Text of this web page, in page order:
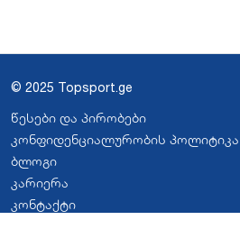
© 2025 Topsport.ge
წესები და პირობები
კონფიდენციალურობის პოლიტიკა
ბლოგი
კარიერა
კონტაქტი